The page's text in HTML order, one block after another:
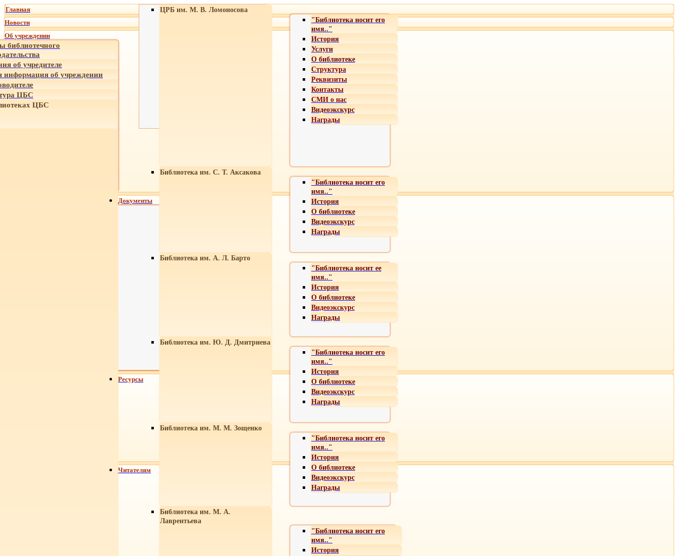
Главная
Новости
Об учреждении
библиотечного
об учредителе
об учреждении
ЦБС
ЦБС
ЦРБ им. М. В. Ломоносова
"Библиотека носит его
имя.."
История
Услуги
О библиотеке
Структура
Реквизиты
Контакты
СМИ о нас
Видеоэкскурс
Награды
Библиотека им. С. Т. Аксакова
"Библиотека носит его
имя.."
История
О библиотеке
Видеоэкскурс
Награды
Библиотека им. А. Л. Барто
"Библиотека носит ее
имя.."
История
О библиотеке
Видеоэкскурс
Награды
Библиотека им. Ю. Д. Дмитриева
"Библиотека носит его
имя.."
История
О библиотеке
Видеоэкскурс
Награды
Библиотека им. М. М. Зощенко
"Библиотека носит его
имя.."
История
О библиотеке
Видеоэкскурс
Награды
Библиотека им. М. А.
Лаврентьева
"Библиотека носит его
имя.."
История
Документы
Ресурсы
Читателям